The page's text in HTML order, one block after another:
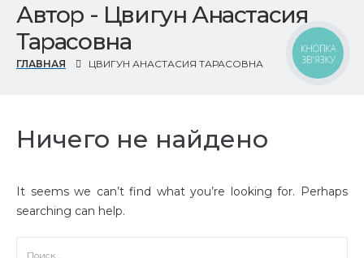
Автор - Цвигун Анастасия
Тарасовна
ГЛАВНАЯ ЦВИГУН АНАСТАСИЯ ТАРАСОВНА
Ничего не найдено
It seems we can’t find what you’re looking for. Perhaps
searching can help.
КНОПКА
ЗВ'ЯЗКУ